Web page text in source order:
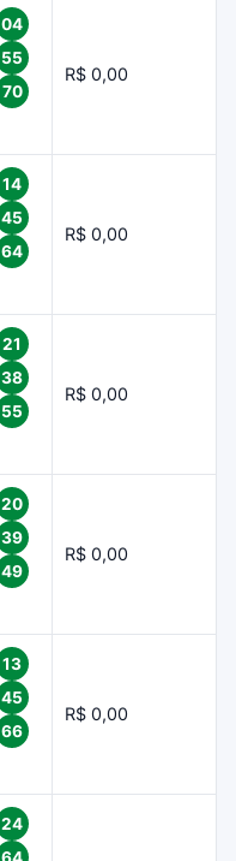
04
55
70
R$ 0,00
14
45
64
R$ 0,00
21
38
55
R$ 0,00
20
39
49
R$ 0,00
13
45
66
R$ 0,00
24